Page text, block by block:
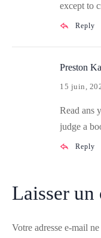
except to
Reply
Preston
15 juin,
Read ans
judge a
Reply
Laisser un
Votre adresse e-mail